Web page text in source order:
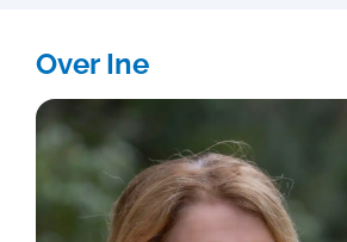
Over Ine